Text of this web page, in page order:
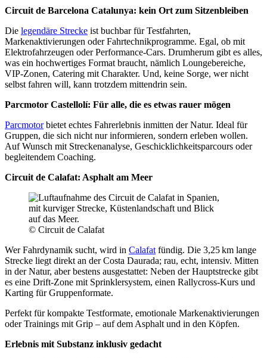
Circuit de Barcelona Catalunya: kein Ort zum Sitzenbleiben
Die legendäre Strecke ist buchbar für Testfahrten,
Markenaktivierungen oder Fahrtechnikprogramme. Egal, ob mit
Elektrofahrzeugen oder Performance-Cars. Drumherum gibt es alles,
was ein hochwertiges Format braucht, nämlich Loungebereiche,
VIP-Zonen, Catering mit Charakter. Und, keine Sorge, wer nicht
selbst fahren will, kann trotzdem mittendrin sein.
Parcmotor Castellolí: Für alle, die es etwas rauer mögen
Parcmotorbietet echtes Fahrerlebnis inmitten der Natur. Ideal für
Gruppen, die sich nicht nur informieren, sondern erleben wollen.
Auf Wunsch mit Streckenanalyse, Geschicklichkeitsparcours oder
begleitendem Coaching.
Circuit de Calafat: Asphalt am Meer
© Circuit de Calafat
Wer Fahrdynamik sucht, wird in Calafat fündig. Die 3,25 km lange
Strecke liegt direkt an der Costa Daurada; rau, echt, intensiv. Mitten
in der Natur, aber bestens ausgestattet: Neben der Hauptstrecke gibt
es eine Drift-Zone mit Sprinklersystem, einen Rallycross-Kurs und
Karting für Gruppenformate.
Perfekt für kompakte Testformate, emotionale Markenaktivierungen
oder Trainings mit Grip – auf dem Asphalt und in den Köpfen.
Erlebnis mit Substanz inklusiv gedacht